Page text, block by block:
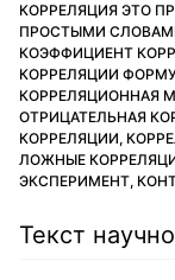
КОРРЕЛЯЦИЯ ЭТО
ПРОСТЫМИ
КОЭФФИЦИЕНТ
КОРРЕЛЯЦИИ
КОРРЕЛЯЦИОННАЯ
ОТРИЦАТЕЛЬНАЯ
КОРРЕЛЯЦИИ,
ЛОЖНЫЕ
ЭКСПЕРИМЕНТ,
Текст